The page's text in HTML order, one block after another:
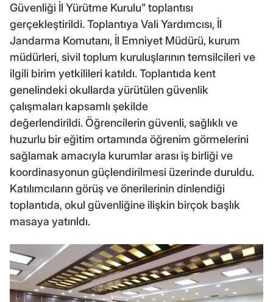
Güvenliği İl Yürütme Kurulu” toplantısı
gerçekleştirildi. Toplantıya Vali Yardımcısı, İl
Jandarma Komutanı, İl Emniyet Müdürü, kurum
müdürleri, sivil toplum kuruluşlarının temsilcileri ve
ilgili birim yetkilileri katıldı. Toplantıda kent
genelindeki okullarda yürütülen güvenlik
çalışmaları kapsamlı şekilde
değerlendirildi. Öğrencilerin güvenli, sağlıklı ve
huzurlu bir eğitim ortamında öğrenim görmelerini
sağlamak amacıyla kurumlar arası iş birliği ve
koordinasyonun güçlendirilmesi üzerinde duruldu.
Katılımcıların görüş ve önerilerinin dinlendiği
toplantıda, okul güvenliğine ilişkin birçok başlık
masaya yatırıldı.